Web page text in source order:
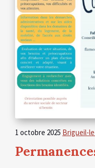
1 octobre 2025 Brigueil-